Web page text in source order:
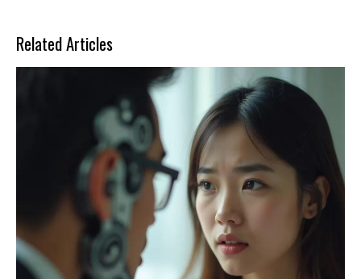
Related Articles